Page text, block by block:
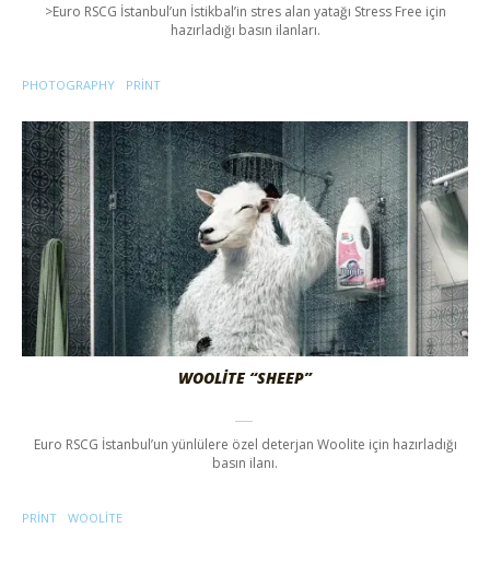
>Euro RSCG İstanbul’un İstikbal’in stres alan yatağı Stress Free için
hazırladığı basın ilanları.
PHOTOGRAPHY PRINT
WOOLITE “SHEEP”
Euro RSCG İstanbul’un yünlülere özel deterjan Woolite için hazırladığı
basın ilanı.
PRINT WOOLITE